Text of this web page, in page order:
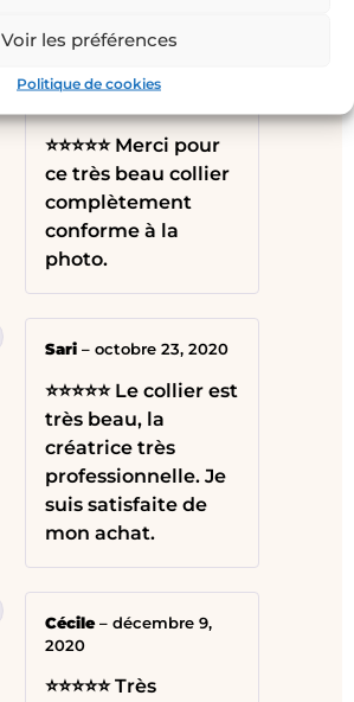
Voir les préférences
Politique de cookies
⭐⭐⭐⭐⭐ Merci pour
ce très beau collier
complètement
conforme à la
photo.
Sari – octobre 23, 2020
⭐⭐⭐⭐⭐ Le collier est
très beau, la
créatrice très
professionnelle. Je
suis satisfaite de
mon achat.
Cécile– décembre 9,
2020
⭐⭐⭐⭐⭐ Très